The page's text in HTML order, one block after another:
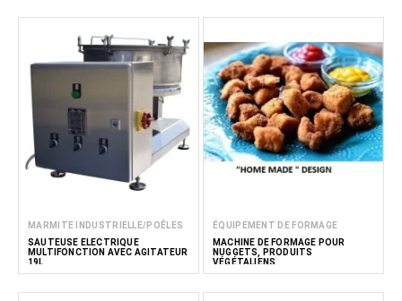
MARMITE INDUSTRIELLE/POÊLES
SAUTEUSE ÉLECTRIQUE
MULTIFONCTION AVEC AGITATEUR
19L
ÉQUIPEMENT DE FORMAGE
MACHINE DE FORMAGE POUR
NUGGETS, PRODUITS
VÉGÉTALIENS